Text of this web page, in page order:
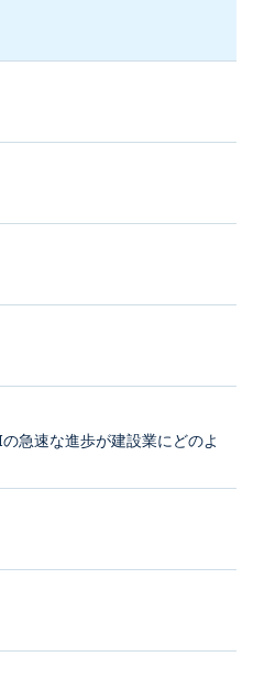
急速な進歩が建設業にどのよ